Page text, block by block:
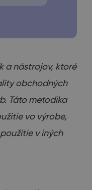
a nástrojov, ktoré
obchodných
Táto metodika
vo výrobe,
v iných